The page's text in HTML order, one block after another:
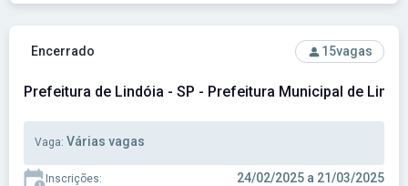
Ver concurso: Prefeitura de Lindóia - SP - Prefeitura
Encerrado 15vagas
Prefeitura de Lindóia - SP - Prefeitura Municipal de
Vaga: Várias vagas
Inscrições: 24/02/2025 a 21/03/2025